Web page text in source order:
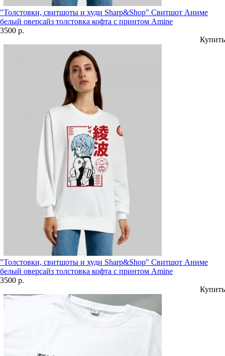
"Толстовки, свитшоты и худи Sharp&Shop" Свитшот Аниме
белый оверсайз толстовка кофта с принтом Amine
3500 р.
Купить
"Толстовки, свитшоты и худи Sharp&Shop" Свитшот Аниме
белый оверсайз толстовка кофта с принтом Amine
3500 р.
Купить